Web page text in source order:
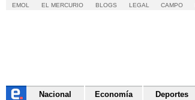
EMOL EL MERCURIO BLOGS LEGAL CAMPO
Nacional Economía Deportes